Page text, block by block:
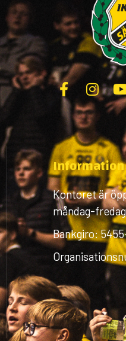
Information
Kontoret är
måndag-
Bankgiro: